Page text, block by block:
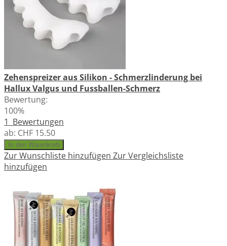
Zehenspreizer aus Silikon - Schmerzlinderung bei
Hallux Valgus und Fussballen-Schmerz
Bewertung:
100%
1 Bewertungen
ab: CHF 15.50
In den Warenkorb
Zur Wunschliste hinzufügen Zur Vergleichsliste
hinzufügen